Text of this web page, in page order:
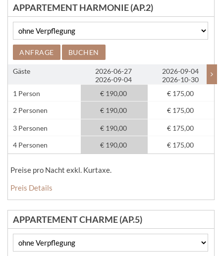
APPARTEMENT HARMONIE (AP.2)
ANFRAGE BUCHEN
Gäste
1 Person
2 Personen
3 Personen
4 Personen
2026-06-27
2026-09-04
€ 190,00
€ 190,00
€ 190,00
€ 190,00
2026-09-04
2026-10-30
€ 175,00
€ 175,00
€ 175,00
€ 175,00
Preise pro Nacht exkl. Kurtaxe.
Preis Details
APPARTEMENT CHARME (AP.5)